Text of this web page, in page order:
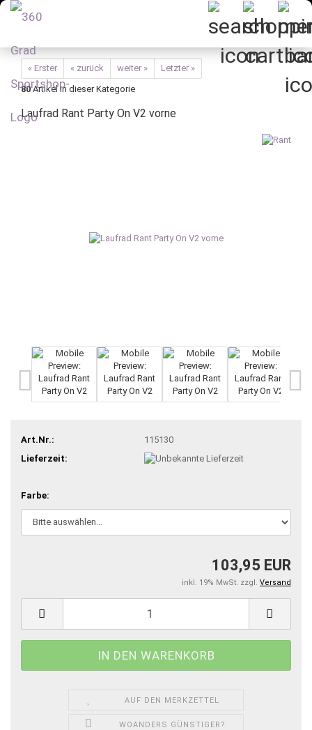
« Erster « zurück weiter »
Letzter »
80Artikel in dieser Kategorie
Laufrad Rant Party On V2 vorne
Art.Nr.:
115130
Lieferzeit:
Farbe:
103,95 EUR
inkl. 19% MwSt. zzgl. Versand
AUF DEN MERKZETTEL
WOANDERS GÜNSTIGER?